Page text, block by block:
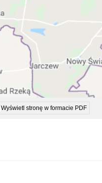
stronę w formacie PDF